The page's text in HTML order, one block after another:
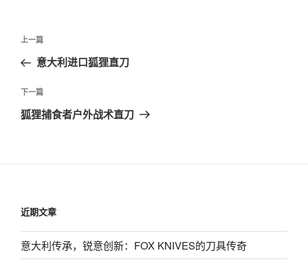
文
导
航
上
一
文
章
上一篇
意大利进口狐狸直刀
下
一
下一篇
狐狸捕食者户外战术直刀
近期文章
意大利传承，锐意创新：FOX KNIVES的刀具传奇